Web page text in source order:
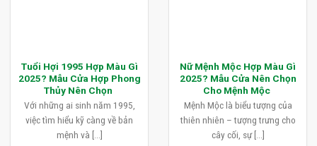
Tuổi Hợi 1995 Hợp Màu Gì
2025? Mẫu Cửa Hợp Phong
Thủy Nên Chọn
Với những ai sinh năm 1995,
việc tìm hiểu kỹ càng về bản
mệnh và [...]
Nữ Mệnh Mộc Hợp Màu Gì
2025? Mẫu Cửa Nên Chọn
Cho Mệnh Mộc
Mệnh Mộc là biểu tượng của
thiên nhiên – tượng trưng cho
cây cối, sự [...]